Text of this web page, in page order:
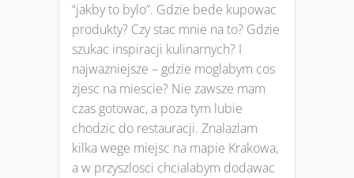
“jakby to bylo”. Gdzie bede kupowac
produkty? Czy stac mnie na to? Gdzie
szukac inspiracji kulinarnych? I
najwazniejsze – gdzie moglabym cos
zjesc na miescie? Nie zawsze mam
czas gotowac, a poza tym lubie
chodzic do restauracji. Znalazlam
kilka wege miejsc na mapie Krakowa,
a w przyszlosci chcialabym dodawac